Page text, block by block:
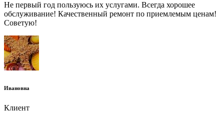
Не первый год пользуюсь их услугами. Всегда хорошее
обслуживание! Качественный ремонт по приемлемым ценам!
Советую!
Ивановна
Клиент